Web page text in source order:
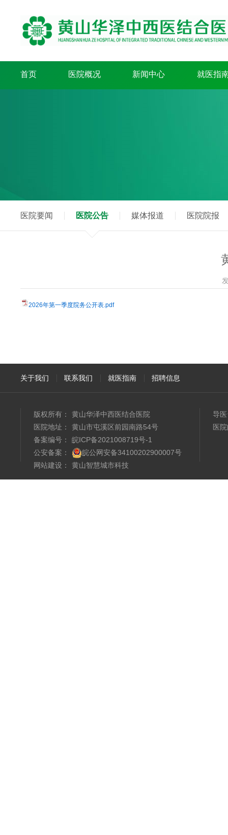
首页 医院概况 新闻中心 就医指
医院要闻 医院公告 媒体报道 医院院报
2026年第一季度院务公开表.pdf
关于我们 联系我们 就医指南 招聘信息
版权所有：
黄山华泽中西医结合医院
医院地址：
黄山市屯溪区前园南路54号
备案编号：
皖ICP备2021008719号-1
公安备案：
皖公网安备34100202900007号
网站建设 ： 黄山智慧城市科技
导
医